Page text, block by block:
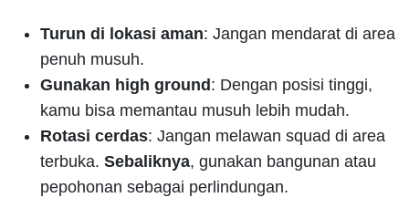
Turun di lokasi aman: Jangan mendarat di area
penuh musuh.
Gunakan high ground: Dengan posisi tinggi,
kamu bisa memantau musuh lebih mudah.
Rotasi cerdas: Jangan melawan squad di area
terbuka. Sebaliknya, gunakan bangunan atau
pepohonan sebagai perlindungan.